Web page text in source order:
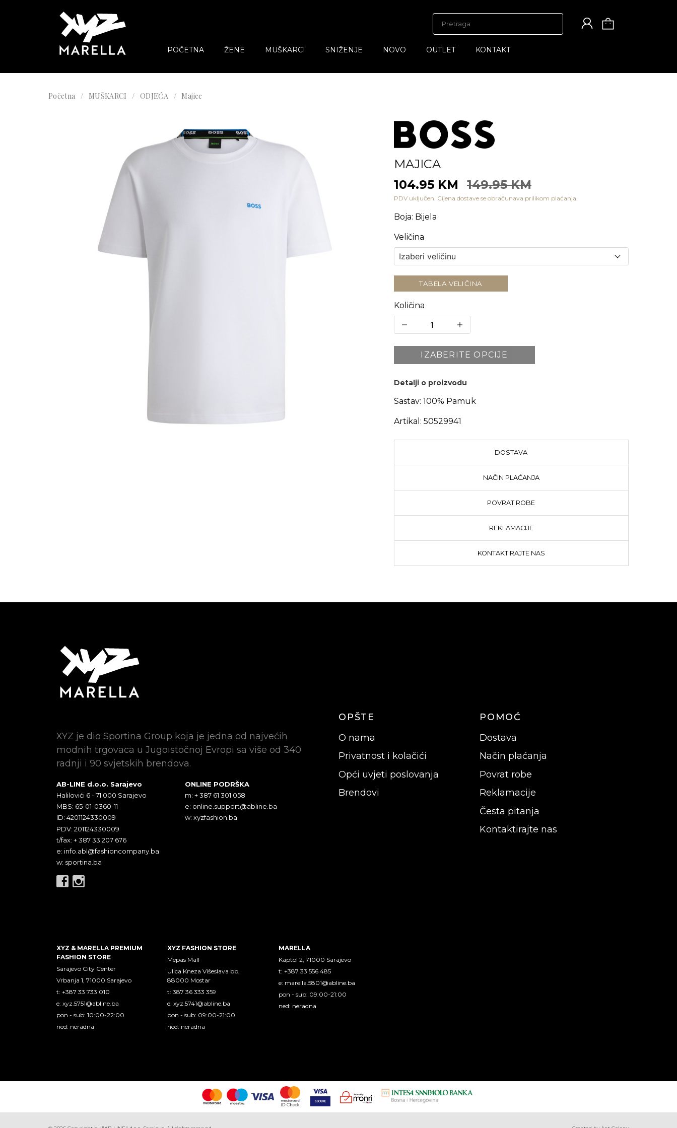
POČETNA ŽENE MUŠKARCI SNIŽENJE NOVO OUTLET KONTAKT
Početna MUŠKARCI ODJEĆA Majice
MAJICA
104.95 KM
149.95 KM
PDV uključen. Cijena dostave se obračunava prilikom plaćanja.
Boja: Bijela
Veličina
TABELA VELIČINA
Količina
IZABERITE OPCIJE
Detalji o proizvodu
Sastav: 100% Pamuk
Artikal: 50529941
DOSTAVA
NAČIN PLAĆANJA
POVRAT ROBE
REKLAMACIJE
KONTAKTIRAJTE NAS
XYZ je dio Sportina Group koja je jedna od najvećih
modnih trgovaca u Jugoistočnoj Evropi sa više od 340
radnji i 90 svjetskih brendova.
AB-LINE d.o.o. Sarajevo
Halilovići 6 - 71 000 Sarajevo
MBS: 65-01-0360-11
ID: 4201124330009
PDV: 201124330009
t/fax: + 387 33 207 676
e: info.abl@fashioncompany.ba
w: sportina.ba
ONLINE PODRŠKA
m: + 387 61 301 058
e: online.support@abline.ba
w: xyzfashion.ba
OPŠTE
O nama
Privatnost i kolačići
Opći uvjeti poslovanja
Brendovi
POMOĆ
Dostava
Način plaćanja
Povrat robe
Reklamacije
Česta pitanja
Kontaktirajte nas
XYZ & MARELLA PREMIUM
FASHION STORE
Sarajevo City Center
Vrbanja 1, 71000 Sarajevo
t: +387 33 733 010
e: xyz.5751@abline.ba
pon - sub: 10:00-22:00
ned: neradna
XYZ FASHION STORE
Mepas Mall
Ulica Kneza Višeslava bb,
88000 Mostar
t: 387 36 333 359
e:xyz.5741@abline.ba
pon - sub: 09:00-21:00
ned: neradna
MARELLA
Kaptol 2, 71000 Sarajevo
t: +387 33 556 485
e: marella.5801@abline.ba
pon - sub: 09:00-21:00
ned: neradna